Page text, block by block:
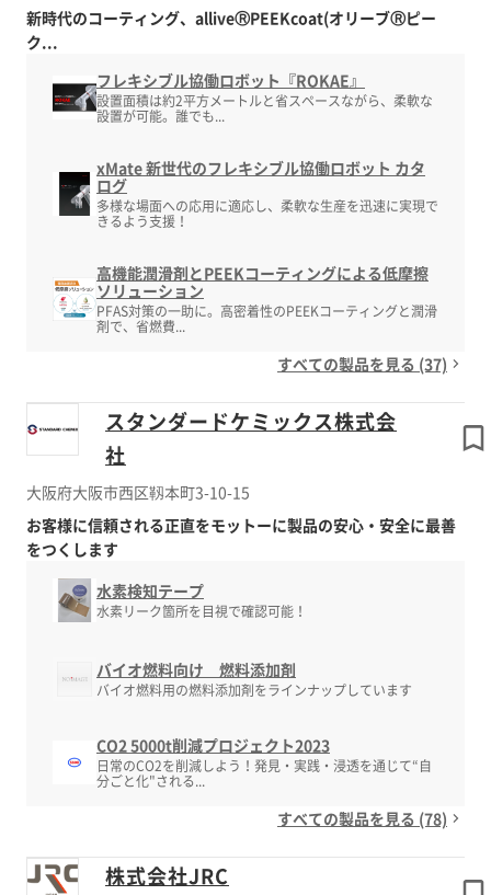
新時代のコーティング、alliveⓇPEEKcoat(オリーブⓇピー
ク...
フレキシブル協働ロボット『ROKAE』
設置面積は約2平方メートルと省スペースながら、柔軟な
設置が可能。誰でも...
xMate 新世代のフレキシブル協働ロボット カタ
ログ
多様な場面への応用に適応し、柔軟な生産を迅速に実現で
きるよう支援！
高機能潤滑剤とPEEKコーティングによる低摩擦
ソリューション
PFAS対策の一助に。高密着性のPEEKコーティングと潤滑
剤で、省燃費...
すべての製品を見る (37)
スタンダードケミックス株式会
社
大阪府大阪市西区靱本町3-10-15
お客様に信頼される正直をモットーに製品の安心・安全に最善
をつくします
水素検知テープ
水素リーク箇所を目視で確認可能！
バイオ燃料向け 燃料添加剤
バイオ燃料用の燃料添加剤をラインナップしています
CO2 5000t削減プロジェクト2023
日常のCO2を削減しよう！発見・実践・浸透を通じて“自
分ごと化"される...
すべての製品を見る (78)
株式会社JRC